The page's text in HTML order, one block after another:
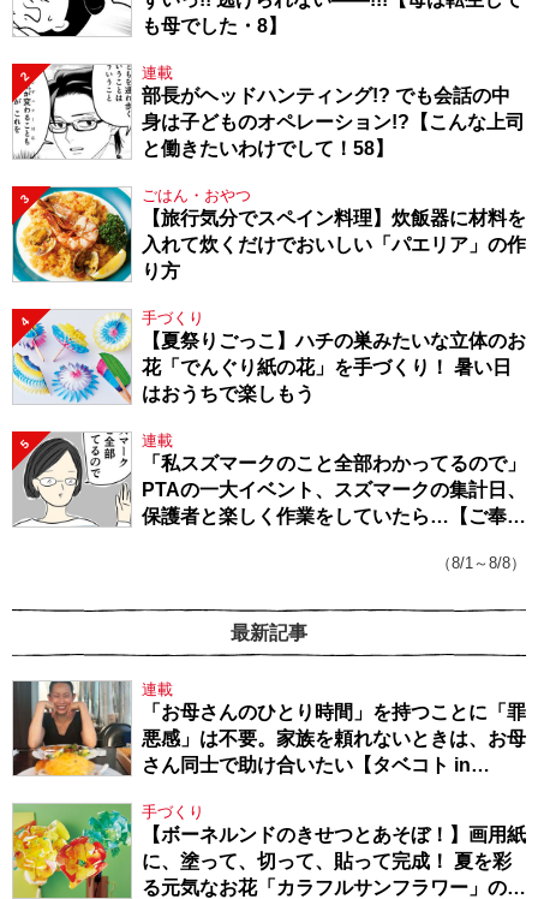
も母でした・8】
2 連載
部長がヘッドハンティング!? でも会話の中
身は子どものオペレーション!?【こんな上司
と働きたいわけでして！58】
3 ごはん・おやつ
【旅行気分でスペイン料理】炊飯器に材料を
入れて炊くだけでおいしい「パエリア」の作
り方
4 手づくり
【夏祭りごっこ】ハチの巣みたいな立体のお
花「でんぐり紙の花」を手づくり！ 暑い日
はおうちで楽しもう
5 連載
「私スズマークのこと全部わかってるので」
PTAの一大イベント、スズマークの集計日、
保護者と楽しく作業をしていたら…【ご奉仕
（8/1～8/8）
最新記事
連載
「お母さんのひとり時間」を持つことに「罪
悪感」は不要。家族を頼れないときは、お母
さん同士で助け合いたい【タベコト in
手づくり
【ボーネルンドのきせつとあそぼ！】画用紙
に、塗って、切って、貼って完成！ 夏を彩
る元気なお花「カラフルサンフラワー」の作